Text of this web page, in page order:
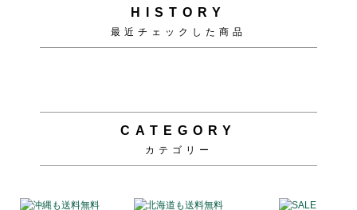
HISTORY
最近チェックした商品
CATEGORY
カテゴリー